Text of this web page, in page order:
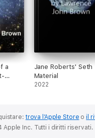
a
Jane Roberts' Seth
Material
2022
trova l’Apple Store oil
Apple Inc. Tutti i diritti riservati.